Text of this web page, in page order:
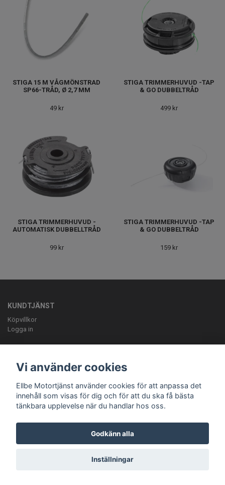
STIGA 15 M VÅGMÖNSTRAD
SP66-TRÅD, Ø 2,7 MM
49 kr
STIGA TRIMMERHUVUD -TAP
& GO DUBBELTRÅD
499 kr
STIGA TRIMMERHUVUD -
AUTOMATISK DUBBELLTRÅD
99 kr
STIGA TRIMMERHUVUD -TAP
& GO DUBBELTRÅD
159 kr
KUNDTJÄNST
Köpvillkor
Logga in
info@ellbemotortjanst.seÖppettider: Måndag -Torsdag 8-18 Fredag 8-
© Copyright Ellbe Motortjänst
Vi använder cookies
Ellbe Motortjänst använder cookies för att anpassa det
innehåll som visas för dig och för att du ska få bästa
tänkbara upplevelse när du handlar hos oss.
Godkänn alla
Inställningar